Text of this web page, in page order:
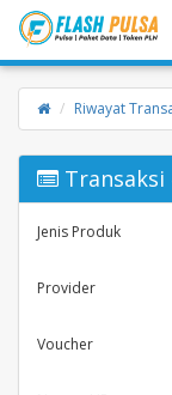
Riwayat
Transaksi
Jenis Produk
Provider
Voucher